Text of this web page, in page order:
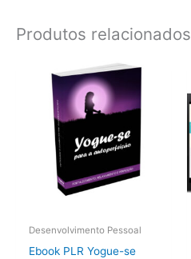
Produtos relacionados
Desenvolvimento Pessoal
Ebook PLR Yogue-se